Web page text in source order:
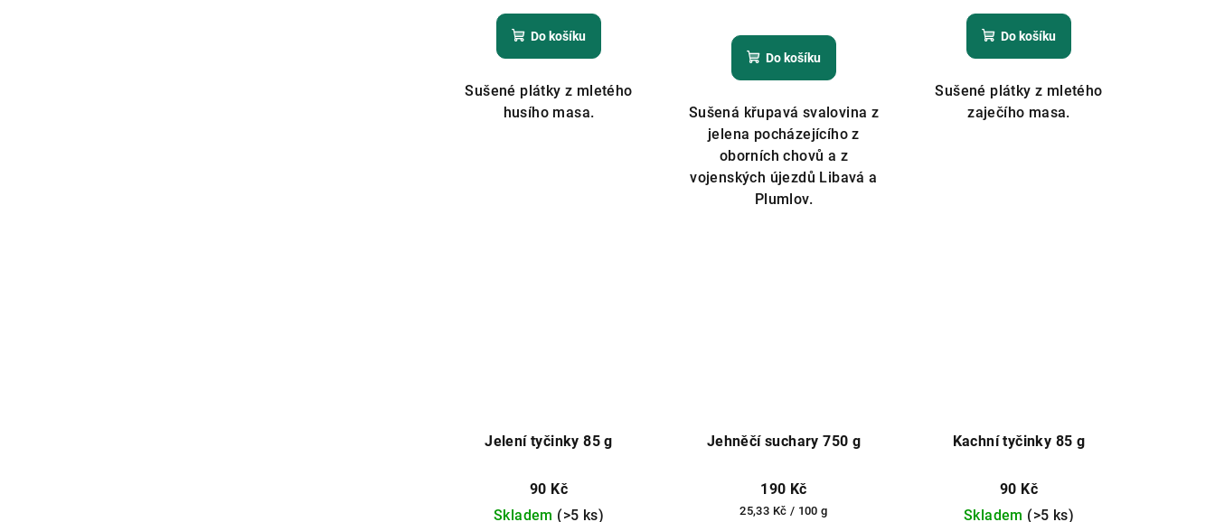
Do košíku
Sušené plátky z mletého
husího masa.
Do košíku
Sušená křupavá svalovina z
jelena pocházejícího z
oborních chovů a z
vojenských újezdů Libavá a
Plumlov.
Do košíku
Sušené plátky z mletého
zaječího masa.
Jelení tyčinky 85 g
90 Kč
Skladem (>5 ks)
Jehněčí suchary 750 g
190 Kč
Měrná
25,33 Kč / 100 g
Kachní tyčinky 85 g
90 Kč
Skladem (>5 ks)